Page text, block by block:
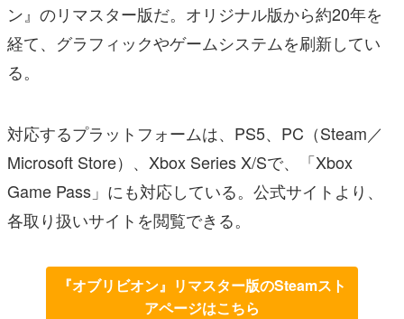
ン』のリマスター版だ。オリジナル版から約20年を
経て、グラフィックやゲームシステムを刷新してい
る。
対応するプラットフォームは、PS5、PC（Steam／
Microsoft Store）、Xbox Series X/Sで、「Xbox
Game Pass」にも対応している。公式サイトより、
各取り扱いサイトを閲覧できる。
『オブリビオン』リマスター版のSteamスト
アページはこちら